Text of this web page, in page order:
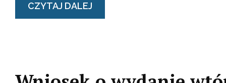
CZYTAJ DALEJ